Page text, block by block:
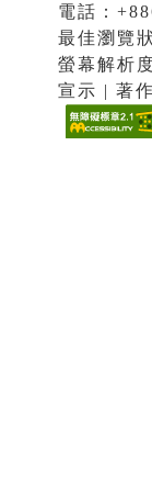
電話：
最佳瀏覽
螢幕解析
宣示 | 著